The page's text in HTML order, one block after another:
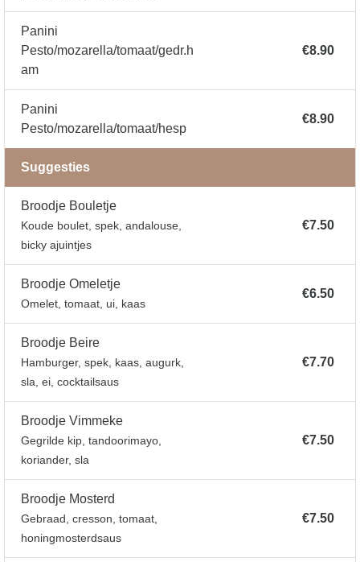
Panini
Pesto/mozarella/tomaat/gedr.h
am
€8.90
Panini
Pesto/mozarella/tomaat/hesp
€8.90
Suggesties
Broodje Bouletje
Koude boulet, spek, andalouse,
bicky ajuintjes
€7.50
Broodje Omeletje
Omelet, tomaat, ui, kaas
€6.50
Broodje Beire
Hamburger, spek, kaas, augurk,
sla, ei, cocktailsaus
€7.70
Broodje Vimmeke
Gegrilde kip, tandoorimayo,
koriander, sla
€7.50
Broodje Mosterd
Gebraad, cresson, tomaat,
honingmosterdsaus
€7.50